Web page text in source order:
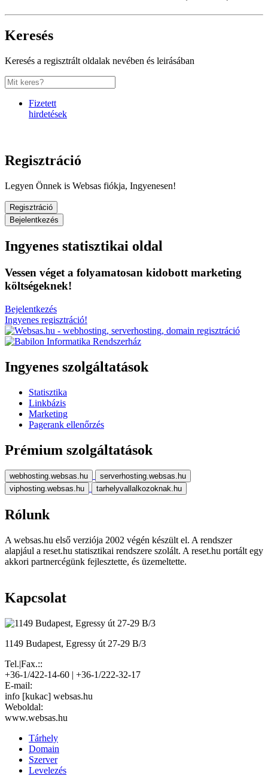
Keresés
Keresés a regisztrált oldalak nevében és leirásában
Fizetett
hirdetések
Regisztráció
Legyen Önnek is Websas fiókja, Ingyenesen!
Regisztráció
Bejelentkezés
Ingyenes statisztikai oldal
Vessen véget a folyamatosan kidobott marketing
költségeknek!
Bejelentkezés
Ingyenes regisztráció!
Ingyenes szolgáltatások
Statisztika
Linkbázis
Marketing
Pagerank ellenőrzés
Prémium szolgáltatások
webhosting.websas.hu
serverhosting.websas.hu
viphosting.websas.hu
tarhelyvallalkozoknak.hu
Rólunk
A websas.hu első verziója 2002 végén készült el. A rendszer
alapjául a reset.hu statisztikai rendszere szolált. A reset.hu portált egy
akkori partnercégünk fejlesztette, és üzemeltette.
Kapcsolat
1149 Budapest, Egressy út 27-29 B/3
Tel.|Fax.::
+36-1/422-14-60 | +36-1/222-32-17
E-mail:
info [kukac] websas.hu
Weboldal:
www.websas.hu
Tárhely
Domain
Szerver
Levelezés